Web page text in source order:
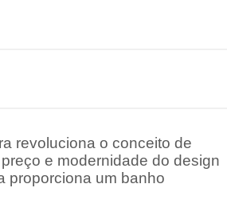
revoluciona o conceito de
e modernidade do design
proporciona um banho